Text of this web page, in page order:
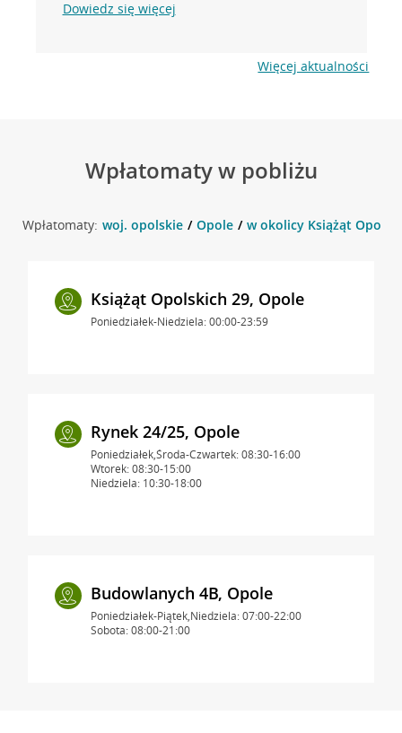
Dowiedz się więcej
Więcej aktualności
Wpłatomaty w pobliżu
Wpłatomaty: woj. opolskie Opole w okolicy Książąt
Książąt Opolskich 29, Opole
Poniedziałek-Niedziela: 00:00-23:59
Rynek 24/25, Opole
Poniedziałek,Środa-Czwartek: 08:30-16:00
Wtorek: 08:30-15:00
Niedziela: 10:30-18:00
Budowlanych 4B, Opole
Poniedziałek-Piątek,Niedziela: 07:00-22:00
Sobota: 08:00-21:00